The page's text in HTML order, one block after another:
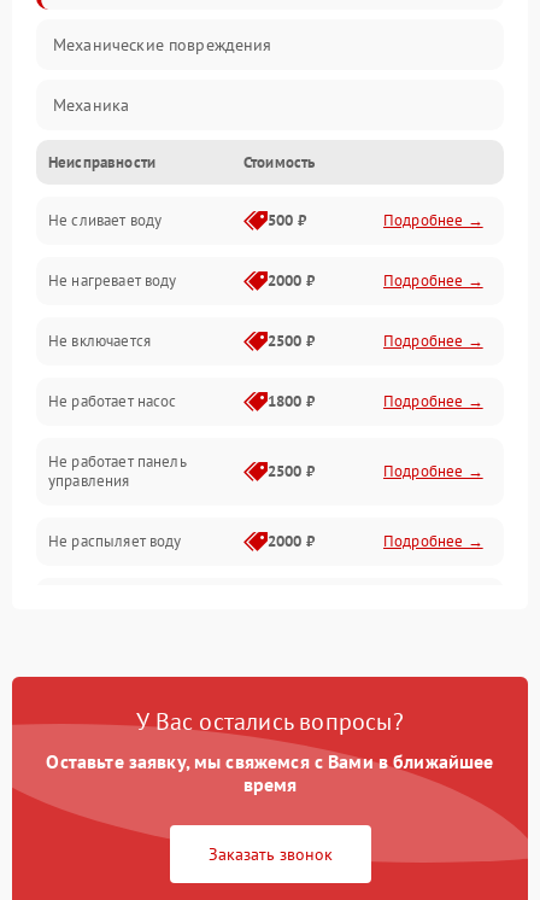
Механические повреждения
Механика
Управление
Электропитание
Датчики
Нагрев
Вода
Гигиена
Программное обеспечение
Неисправности Стоимость
Не сливает воду 500 ₽ Подробнее →
Не нагревает воду 2000 ₽ Подробнее →
Не включается 2500 ₽ Подробнее →
Не работает насос 1800 ₽ Подробнее →
Не работает панель
управления
2500 ₽ Подробнее →
Не распыляет воду 2000 ₽ Подробнее →
Проблемы с набором
Не работает сушилка 2100 ₽ Подробнее →
Сбои в работе таймера 1700 ₽
У Вас остались вопросы?
Оставьте заявку, мы свяжемся с Вами в ближайшее
время
Заказать звонок